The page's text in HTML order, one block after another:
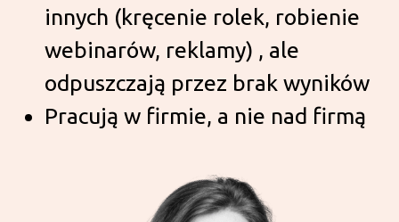
innych (kręcenie rolek, robienie
webinarów, reklamy) , ale
odpuszczają przez brak wyników
Pracują w firmie, a nie nad firmą